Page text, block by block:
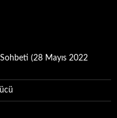
(28 Mayıs 2022